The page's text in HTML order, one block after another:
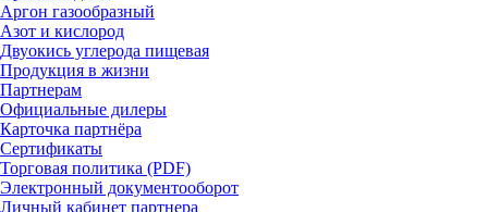
Аргон газообразный
Азот и кислород
Двуокись углерода пищевая
Продукция в жизни
Партнерам
Официальные дилеры
Карточка партнёра
Сертификаты
Торговая политика (PDF)
Электронный документооборот
Личный кабинет партнера